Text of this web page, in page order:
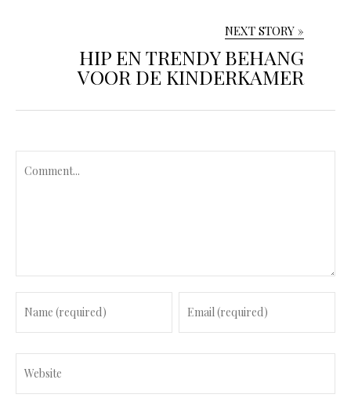
NEXT STORY »
HIP EN TRENDY BEHANG
VOOR DE KINDERKAMER